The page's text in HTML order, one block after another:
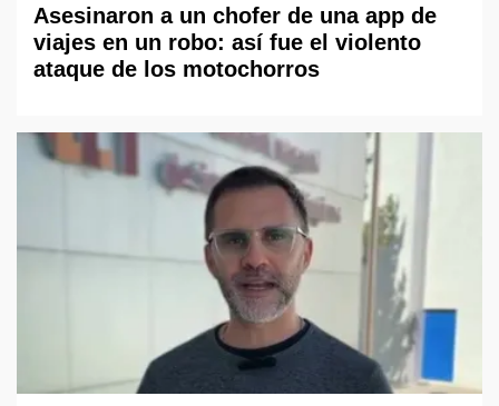
Asesinaron a un chofer de una app de
viajes en un robo: así fue el violento
ataque de los motochorros